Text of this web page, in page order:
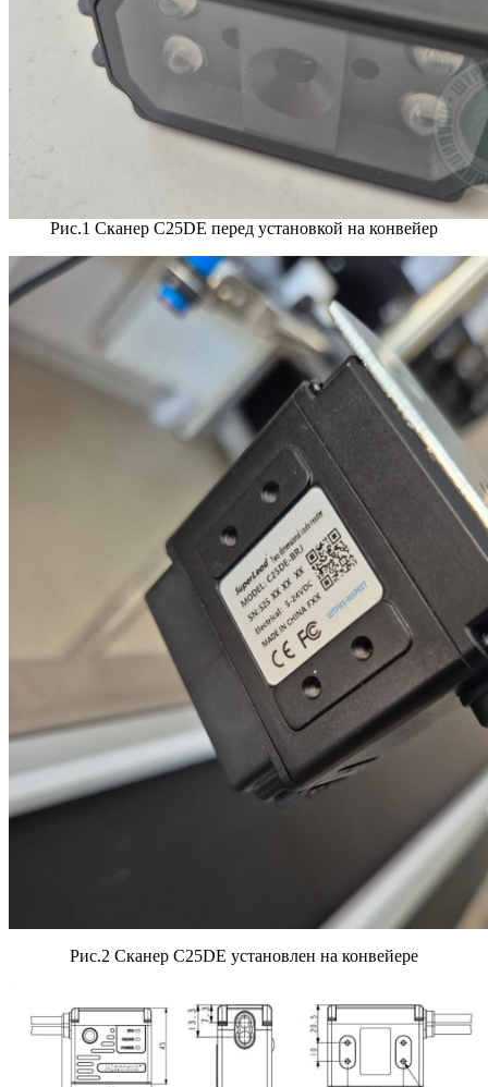
Рис.1 Сканер C25DE перед установкой на конвейер
Рис.2 Сканер C25DE установлен на конвейере